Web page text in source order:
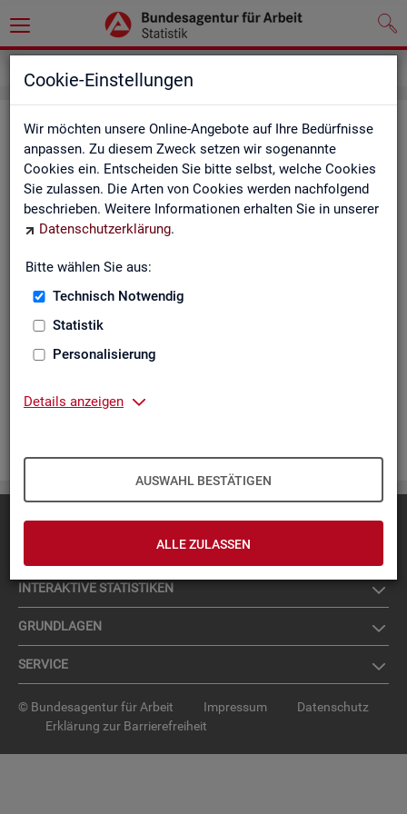
Cookie-Einstellungen
Wir möchten unsere Online-Angebote auf Ihre Bedürfnisse
anpassen. Zu diesem Zweck setzen wir sogenannte
Cookies ein. Entscheiden Sie bitte selbst, welche Cookies
Sie zulassen. Die Arten von Cookies werden nachfolgend
beschrieben. Weitere Informationen erhalten Sie in unserer
Datenschutzerklärung.
Bitte wählen Sie aus:
Technisch Notwendig
Statistik
Personalisierung
Details anzeigen
AUSWAHL BESTÄTIGEN
ALLE ZULASSEN
News­let­ter Sta­tis­tik und Ar­beits­
markt­be­richt­erstat­tung der BA
Mit dem mo­nat­li­chen News­let­ter in­for­mie­ren wir Sie über
ver­schie­de­ne The­men und ak­tu­el­le Ent­wick­lun­gen.
ak­tu­el­le Be­rich­te, wie z. B. den Mo­nats­be­richt und den BA-
neue Ver­öf­fent­li­chun­gen,
Son­der­be­rich­te,
an­de­re Neu­ig­kei­ten aus der Sta­tis­tik.
Die­ser Ser­vice ist selbst­ver­ständ­lich kos­ten­los.
IN­TER­AK­TI­VE STA­TIS­TI­KEN
GRUND­LA­GEN
SER­VICE
© Bundesagentur für Arbeit Impressum
Datenschutz
Erklärung zur Barrierefreiheit